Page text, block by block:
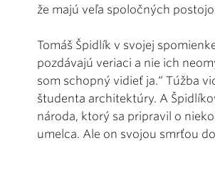
že majú veľa spoločných
Tomáš Špidlík v svojej
pozdávajú veriaci a nie ich
som schopný vidieť ja.“ Túžba
študenta architektúry. A
národa, ktorý sa pripravil o
umelca. Ale on svojou smrťou